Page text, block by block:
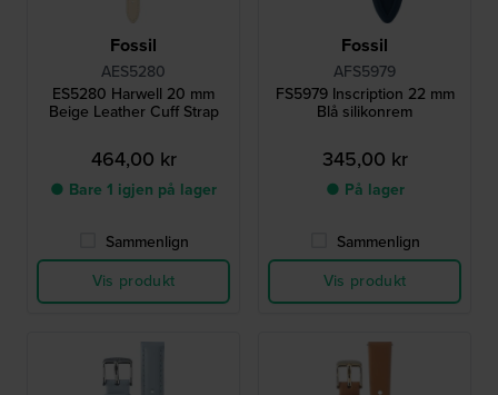
Fossil
AES5280
ES5280 Harwell 20 mm
Beige Leather Cuff Strap
464,00 kr
● Bare 1 igjen på lager
Sammenlign
Vis produkt
Fossil
AFS5979
FS5979 Inscription 22 mm
Blå silikonrem
345,00 kr
● På lager
Sammenlign
Vis produkt